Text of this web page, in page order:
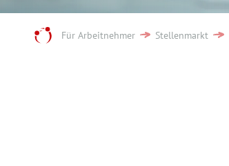
Für Arbeitnehmer Stellenmarkt